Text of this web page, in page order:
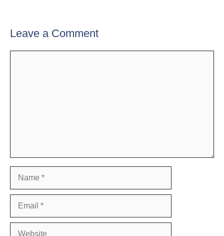
Leave a Comment